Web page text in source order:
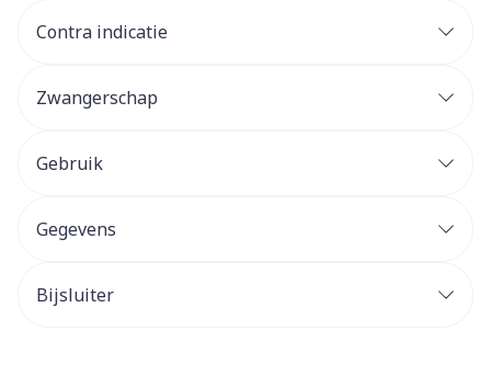
Contra indicatie
Zwangerschap
Gebruik
Gegevens
Bijsluiter